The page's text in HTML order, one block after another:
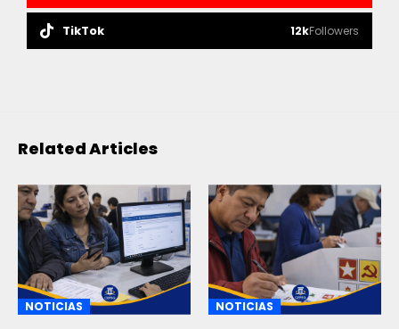
TikTok 12kFollowers
Related Articles
NOTICIAS NOTICIAS